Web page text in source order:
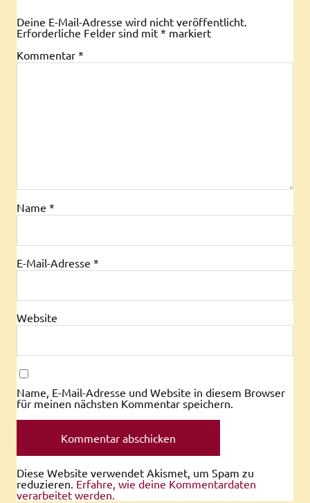
Deine E-Mail-Adresse wird nicht veröffentlicht.
Erforderliche Felder sind mit * markiert
Kommentar *
Name *
E-Mail-Adresse *
Website
Name, E-Mail-Adresse und Website in diesem Browser
für meinen nächsten Kommentar speichern.
Diese Website verwendet Akismet, um Spam zu
reduzieren. Erfahre, wie deine Kommentardaten
verarbeitet werden.